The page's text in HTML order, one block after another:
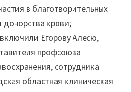
в благотворительных
донорства крови;
Егорову Алесю,
профсоюза
сотрудника
областная клиническая